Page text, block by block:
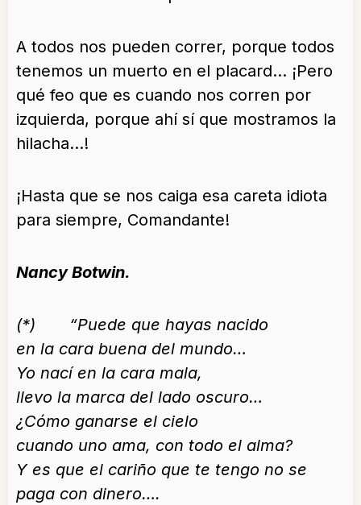
A todos nos pueden correr, porque todos
tenemos un muerto en el placard… ¡Pero
qué feo que es cuando nos corren por
izquierda, porque ahí sí que mostramos la
hilacha…!
¡Hasta que se nos caiga esa careta idiota
para siempre, Comandante!
Nancy Botwin.
(*) “Puede que hayas nacido
en la cara buena del mundo…
Yo nací en la cara mala,
llevo la marca del lado oscuro…
¿Cómo ganarse el cielo
cuando uno ama, con todo el alma?
Y es que el cariño que te tengo no se
paga con dinero….